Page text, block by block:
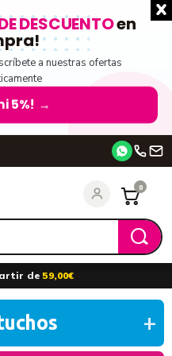
DESCUENTOen
a nuestras ofertas
5%! →
0
de 59,00€